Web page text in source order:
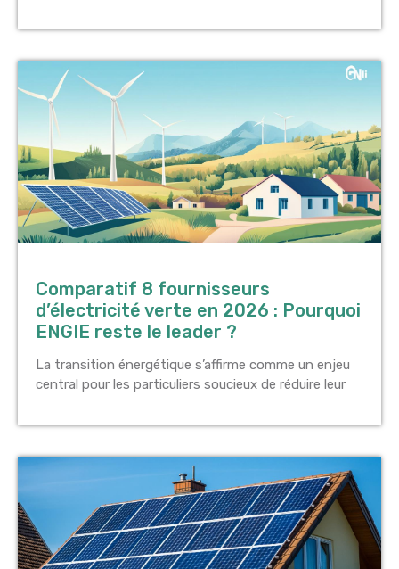
Comparatif 8 fournisseurs
d’électricité verte en 2026 : Pourquoi
ENGIE reste le leader ?
La transition énergétique s’affirme comme un enjeu
central pour les particuliers soucieux de réduire leur